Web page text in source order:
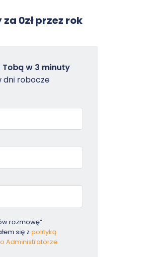
0zł przez rok
w 3 minuty
dni robocze
rozmowę”
się z polityką
Administratorze